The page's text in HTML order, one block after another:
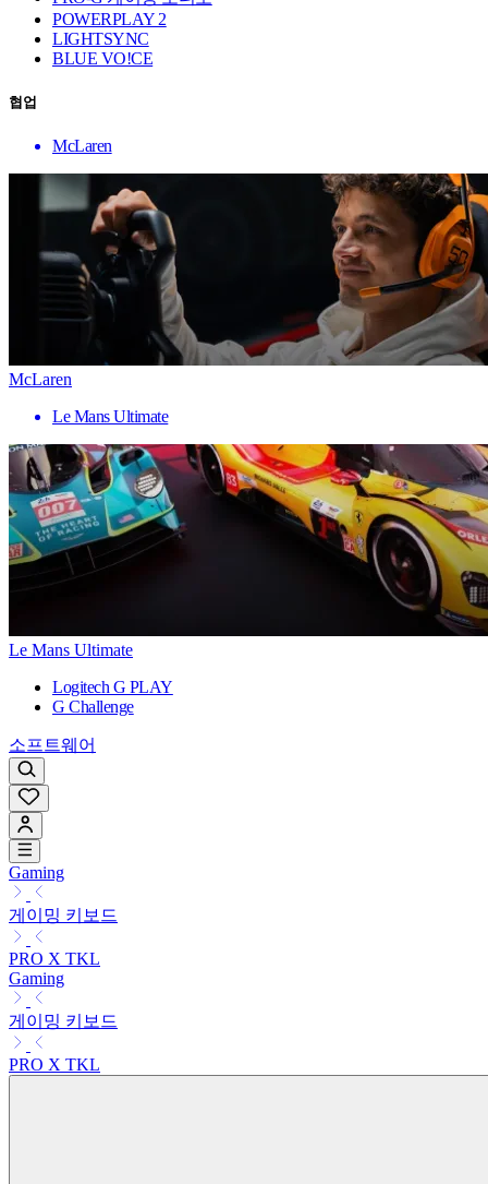
POWERPLAY 2
LIGHTSYNC
BLUE VO!CE
협업
McLaren
McLaren
Le Mans Ultimate
Le Mans Ultimate
Logitech G PLAY
G Challenge
소프트웨어
Gaming
게이밍 키보드
PRO X TKL
Gaming
게이밍 키보드
PRO X TKL